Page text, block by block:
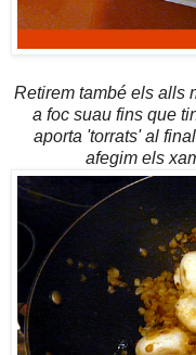
Retirem també els alls
a foc suau fins que
aporta 'torrats' al
afegim els